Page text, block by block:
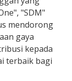
"SDM"
mendorong
gaya
kepada
terbaik bagi